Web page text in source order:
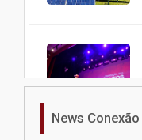
News Conexão